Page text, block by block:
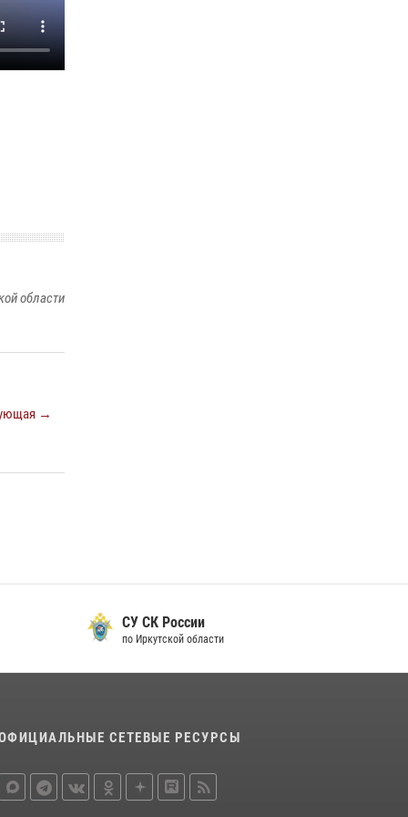
области
→
СУ СК России
по Иркутской области
СЕТЕВЫЕ РЕСУРСЫ